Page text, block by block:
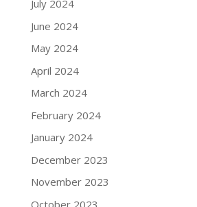
July 2024
June 2024
May 2024
April 2024
March 2024
February 2024
January 2024
December 2023
November 2023
October 2023